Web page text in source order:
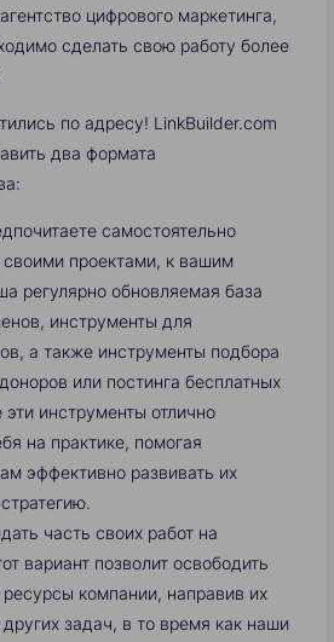
цифрового маркетинга,
сделать свою работу более
по адресу! LinkBuilder.com
два формата
самостоятельно
своими проектами, к вашим
регулярно обновляемая база
инструменты для
а также инструменты подбора
или постинга бесплатных
инструменты отлично
на практике, помогая
эффективно развивать их
часть своих работ на
вариант позволит освободить
ресурсы компании, направив их
задач, в то время как наши